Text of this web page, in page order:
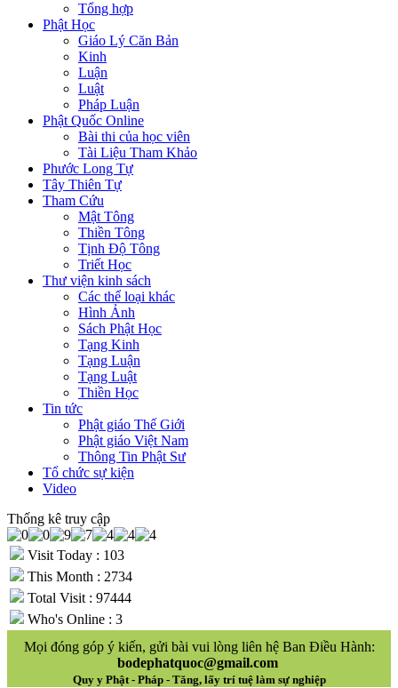
Tổng hợp
Phật Học
Giáo Lý Căn Bản
Kinh
Luận
Luật
Pháp Luận
Phật Quốc Online
Bài thi của học viên
Tài Liệu Tham Khảo
Phước Long Tự
Tây Thiên Tự
Tham Cứu
Mật Tông
Thiền Tông
Tịnh Độ Tông
Triết Học
Thư viện kinh sách
Các thể loại khác
Hình Ảnh
Sách Phật Học
Tạng Kinh
Tạng Luận
Tạng Luật
Thiền Học
Tin tức
Phật giáo Thế Giới
Phật giáo Việt Nam
Thông Tin Phật Sư
Tổ chức sự kiện
Video
Thống kê truy cập
Visit Today : 103
This Month : 2734
Total Visit : 97444
Who's Online : 3
Mọi đóng góp ý kiến, gửi bài vui lòng liên hệ Ban Điều Hành:
bodephatquoc@gmail.com
Quy y Phật - Pháp - Tăng, lấy trí tuệ làm sự nghiệp